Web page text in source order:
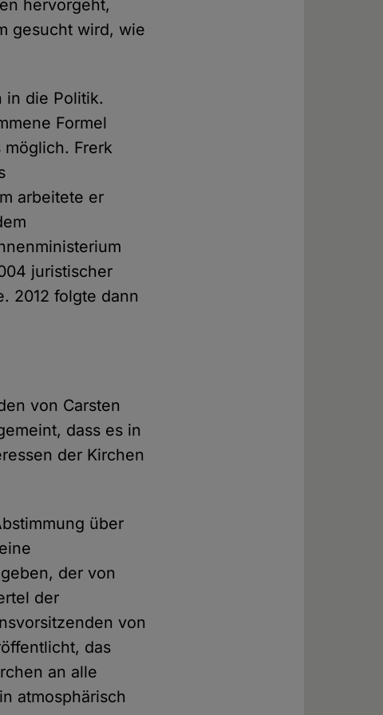
hervorgeht,
gesucht wird, wie
in die Politik.
Formel
Frerk
arbeitete er
juristischer
2012 folgte dann
von Carsten
dass es in
der Kirchen
über
der von
der
von
das
an alle
atmosphärisch